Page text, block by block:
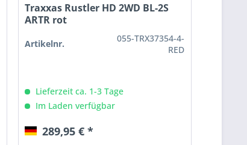
Traxxas Rustler HD 2WD BL-2S
ARTR rot
Artikelnr.
055-TRX37354-4-
RED
Lieferzeit ca. 1-3 Tage
Im Laden verfügbar
289,95 € *